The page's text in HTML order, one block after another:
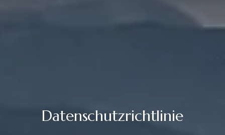
Datenschutzrichtlinie